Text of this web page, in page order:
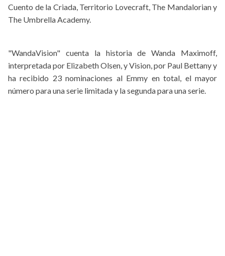
Cuento de la Criada, Territorio Lovecraft, The Mandalorian y
The Umbrella Academy.
"WandaVision" cuenta la historia de Wanda Maximoff,
interpretada por Elizabeth Olsen, y Vision, por Paul Bettany y
ha recibido 23 nominaciones al Emmy en total, el mayor
número para una serie limitada y la segunda para una serie.